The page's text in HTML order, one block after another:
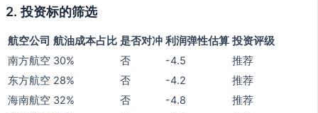
2. 投资标的筛选
航空公司 航油成本占比 是否对冲 利润弹性估算 投资评级
南方航空 30% 否 -4.5
推荐
东方航空 28% 否 -4.2
推荐
海南航空 32% 否 -4.8
推荐